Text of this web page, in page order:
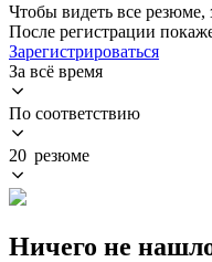
Чтобы видеть все резюме,
После регистрации
Зарегистрироваться
За всё время
По соответствию
20 резюме
Ничего не